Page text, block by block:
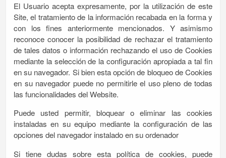
El Usuario acepta expresamente, por la utilización de este
Site, el tratamiento de la información recabada en la forma y
con los fines anteriormente mencionados. Y asimismo
reconoce conocer la posibilidad de rechazar el tratamiento
de tales datos o información rechazando el uso de Cookies
mediante la selección de la configuración apropiada a tal fin
en su navegador. Si bien esta opción de bloqueo de Cookies
en su navegador puede no permitirle el uso pleno de todas
las funcionalidades del Website.
Puede usted permitir, bloquear o eliminar las cookies
instaladas en su equipo mediante la configuración de las
opciones del navegador instalado en su ordenador
Si tiene dudas sobre esta política de cookies, puede